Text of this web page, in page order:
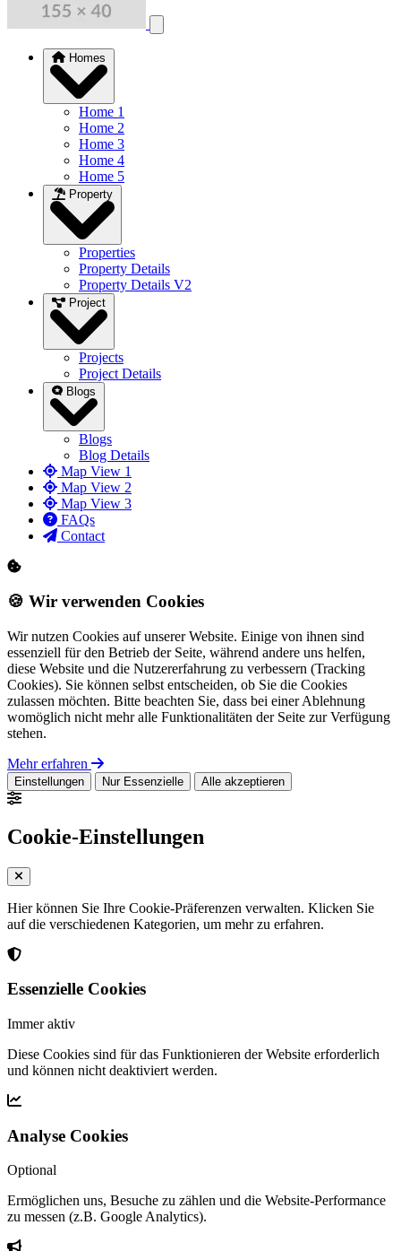
Close menu
Homes
Home 1
Home 2
Home 3
Home 4
Home 5
Property
Properties
Property Details
Property Details V2
Project
Projects
Project Details
Blogs
Blogs
Blog Details
Map View 1
Map View 2
Map View 3
FAQs
Contact
🍪 Wir verwenden Cookies
Wir nutzen Cookies auf unserer Website. Einige von ihnen sind
essenziell für den Betrieb der Seite, während andere uns helfen,
diese Website und die Nutzererfahrung zu verbessern (Tracking
Cookies). Sie können selbst entscheiden, ob Sie die Cookies
zulassen möchten. Bitte beachten Sie, dass bei einer Ablehnung
womöglich nicht mehr alle Funktionalitäten der Seite zur Verfügung
stehen.
Mehr erfahren
Einstellungen Nur Essenzielle Alle akzeptieren
Cookie-Einstellungen
Hier können Sie Ihre Cookie-Präferenzen verwalten. Klicken Sie
auf die verschiedenen Kategorien, um mehr zu erfahren.
Essenzielle Cookies
Immer aktiv
Diese Cookies sind für das Funktionieren der Website erforderlich
und können nicht deaktiviert werden.
Analyse Cookies
Optional
Ermöglichen uns, Besuche zu zählen und die Website-Performance
zu messen (z.B. Google Analytics).